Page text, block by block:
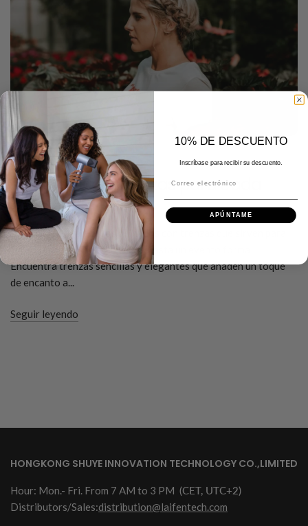
DECEMBER 22 2025
Peinados con trenzas para cada
ocasión
Echa un vistazo a estos peinados con trenzas que sirven para
todo, desde un día con amigos hasta un evento formal.
Encuentra trenzas sencillas y elegantes que añaden un toque
de encanto a...
Seguir leyendo
HONGKONG SHUYE INNOVATION TECHNOLOGY CO.,LIMITED
Hour: Mon.- Fri. From 7 AM to 3 PM (CET, UTC+2)
Distributors/Sales:distribution@laifentech.com
10% DE DESCUENTO
Inscríbase para recibir su descuento.
APÚNTAME